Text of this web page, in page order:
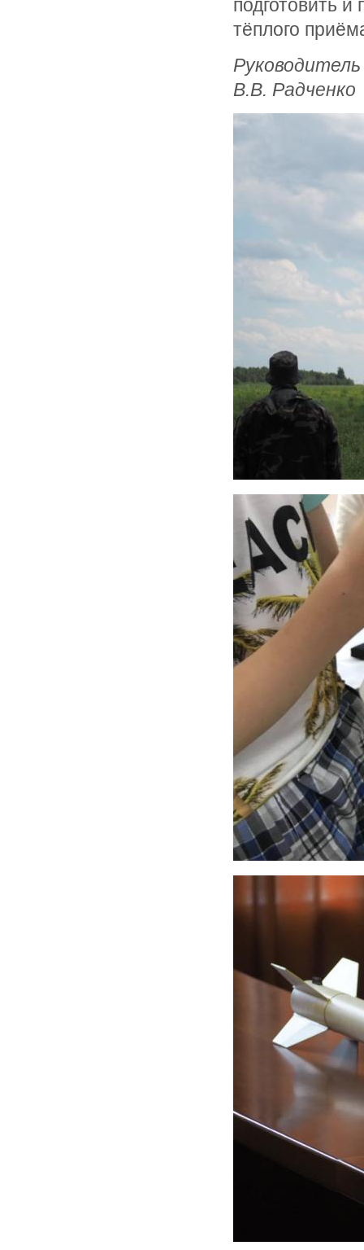
подготовить
тёплого
В.В. Радченко